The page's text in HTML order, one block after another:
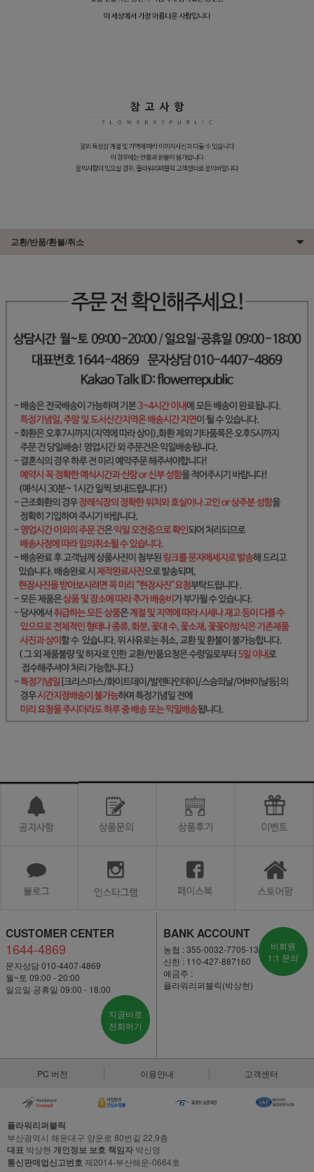
교환/반품/환불/취소
CUSTOMER CENTER
1644-4869
문자상담 010-4407-4869
월~토 09:00 - 20:00
일요일·공휴일 09:00 - 18:00
지금바로
전화하기
BANK ACCOUNT
농협 : 355-0032-7705-13
신한 : 110-427-887160
예금주 :
플라워리퍼블릭(박상현)
비회원
1:1 문의
PC 버전 이용안내 고객센터
플라워리퍼블릭
부산광역시 해운대구 양운로 80번길 22,9층
대표 박상현 개인정보 보호 책임자 박신영
통신판매업신고번호제2014-부산해운-0664호